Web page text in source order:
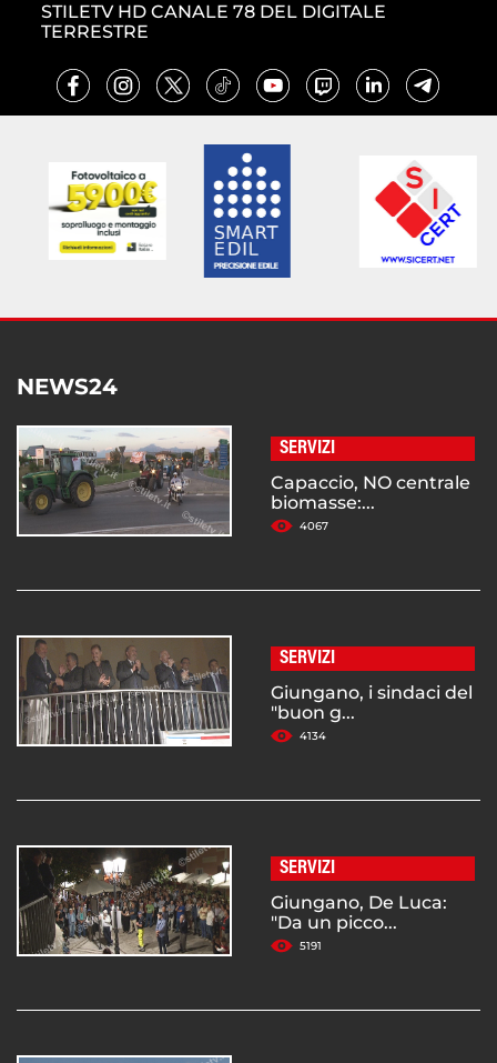
STILETV HD CANALE 78 DEL DIGITALE
TERRESTRE
NEWS24
SERVIZI
Capaccio, NO centrale
biomasse:...
4067
SERVIZI
Giungano, i sindaci del
"buon g...
4134
SERVIZI
Giungano, De Luca:
"Da un picco...
5191